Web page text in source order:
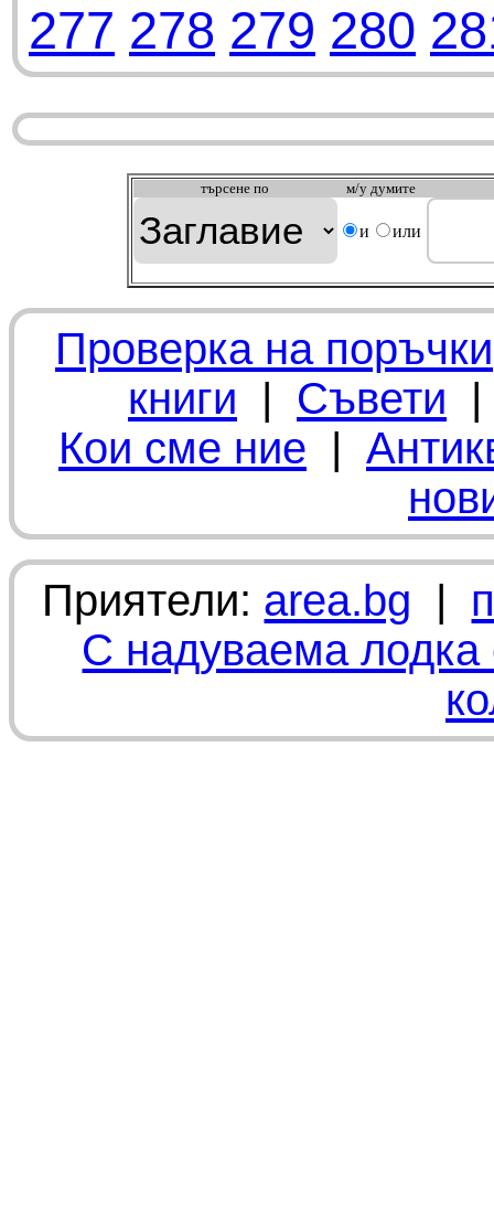
277 278 279 280
търсeне по м/у думите
и или
Проверка на поръчки
книги | Съвети
Кои сме ние |
Приятели: area.bg |
С надуваема лодка